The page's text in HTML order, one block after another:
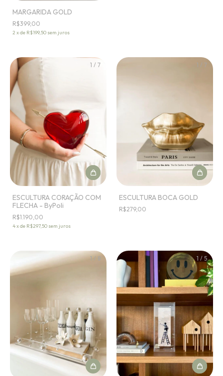
MARGARIDA GOLD
R$399,00
2 xde R$199,50 sem juros
1 / 7
ESCULTURA CORAÇÃO COM
FLECHA - ByPoli
R$1.190,00
4xde R$297,50 sem juros
1 / 7
ESCULTURA BOCA GOLD
R$279,00
1 / 8 1 / 5